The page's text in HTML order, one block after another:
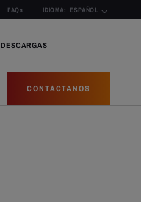
FAQs IDIOMA: ESPAÑOL
DESCARGAS
CONTÁCTANOS